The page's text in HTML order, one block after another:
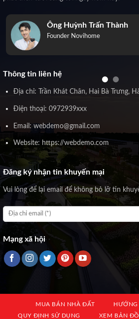
Ông Huỳnh Trấn Thành
Founder Novihome
Thông tin liên hệ
Địa chỉ: Trần Khát Chân, Hai Bà Trưng,
Điện thoại: 0972939xxx
Email: webdemo@gmail.com
Website: https://webdemo.com
Đăng ký nhận tin khuyến mại
Vui lòng để lại email để không bỏ lỡ tin
Mạng xã hội
MUA BÁN NHÀ ĐẤT
HƯỚNG
QUY ĐỊNH SỬ DỤNG
XEM BẢN ĐỒ